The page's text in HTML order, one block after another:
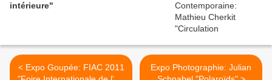
intérieure"
< Expo Goupée: FIAC 2011
Expo Photographie: Julian